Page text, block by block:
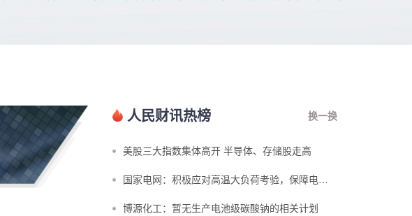
人民财讯热榜 换一换
​美股三大指数集体高开 半导体、存储股走高
国家电网：积极应对高温大负荷考验，保障电力平稳有序供应
博源化工：暂无生产电池级碳酸钠的相关计划